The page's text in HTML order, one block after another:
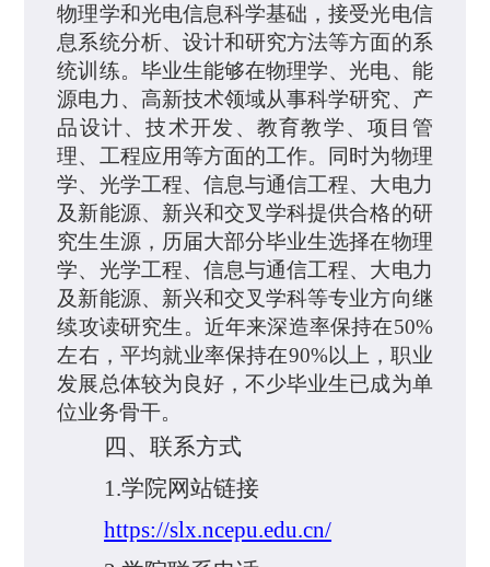
物理学和光电信息科学基础，接受光电信
息系统分析、设计和研究方法等方面的系
统训练。毕业生能够在物理学、光电、能
源电力、高新技术领域从事科学研究、产
品设计、技术开发、教育教学、项目管
理、 工程应用等方面的工作。同时为物理
学、光学工程、信息与通信工程、大电力
及新能源、新兴和交叉学科提供合格的研
究生生源， 历届大部分毕业生选择在物理
学、光学工程、信息与通信工程、大电力
及新能源、新兴和交叉学科等专业方向继
续攻读研究生。 近年来深造率保持在50%
左右，平均就业率保持在90%以上，职业
发展总体较为良好，不少毕业生已成为单
位业务骨干。
四、联系方式
1.学院网站链接
https://slx.ncepu.edu.cn/